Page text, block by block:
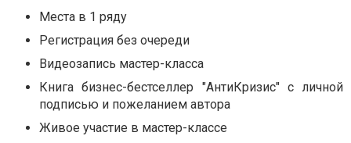
Места в 1 ряду
Регистрация без очереди
Видеозапись мастер-класса
Книга бизнес-бестселлер "АнтиКризис" с личной
подписью и пожеланием автора
Живое участие в мастер-классе